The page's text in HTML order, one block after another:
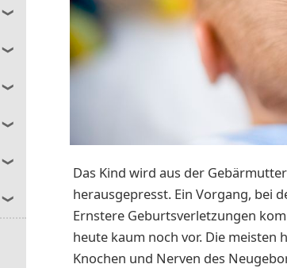
Das Kind wird aus der
herausgepresst. Ein Vorgang, bei
Ernstere Geburtsverletzungen
heute kaum noch vor. Die
Knochen und Nerven des